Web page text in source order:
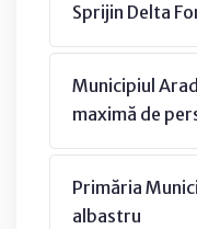
Sprijin Delta
Municipiul
maximă de
Primăria
albastru